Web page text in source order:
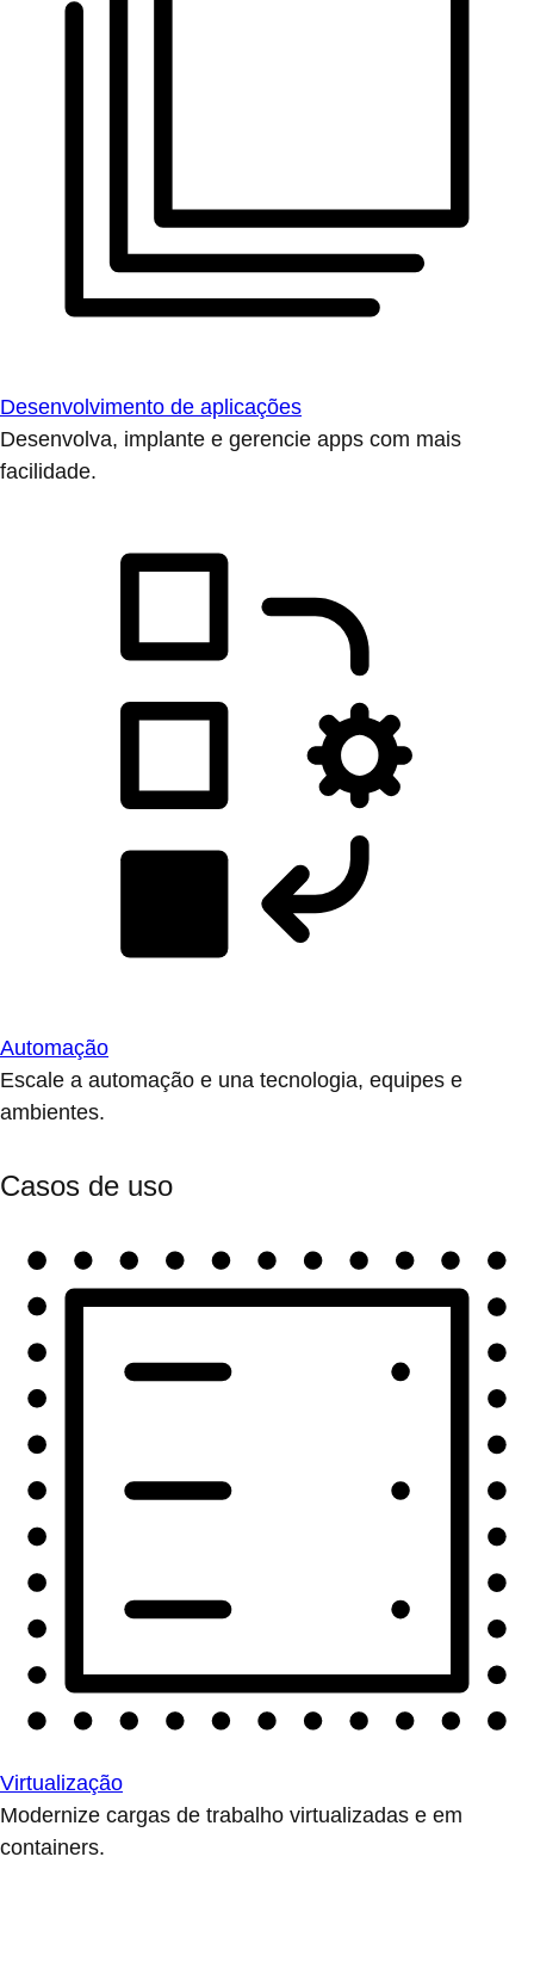
Desenvolvimento de aplicações
Desenvolva, implante e gerencie apps com mais
facilidade.
Automação
Escale a automação e una tecnologia, equipes e
ambientes.
Casos de uso
Virtualização
Modernize cargas de trabalho virtualizadas e em
containers.